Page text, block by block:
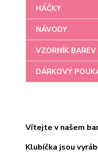
HÁČKY
NÁVODY
VZORNÍK BAREV
DÁRKOVÝ
Vítejte v našem
Klubíčka jsou